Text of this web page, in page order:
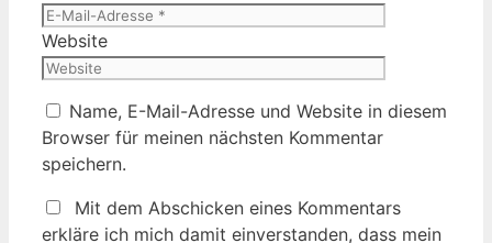
Website
Name, E-Mail-Adresse und Website in diesem
Browser für meinen nächsten Kommentar
speichern.
Mit dem Abschicken eines Kommentars
erkläre ich mich damit einverstanden, dass mein